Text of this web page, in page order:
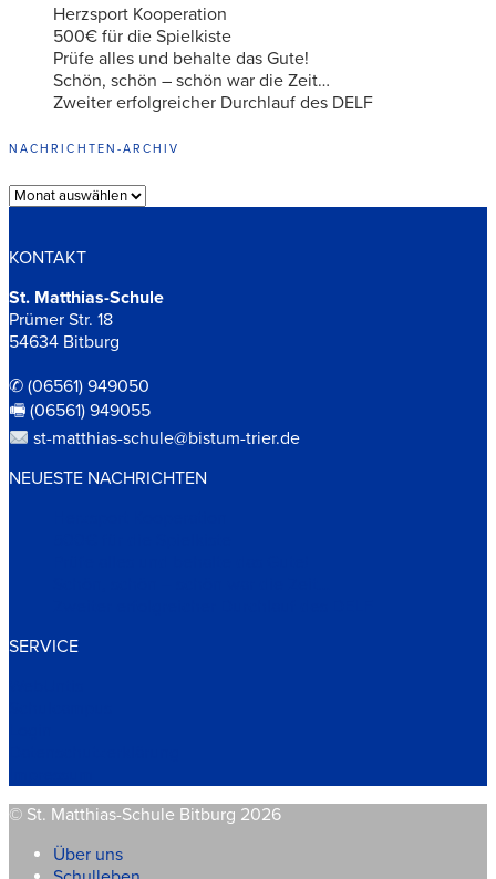
Herzsport Kooperation
500€ für die Spielkiste
Prüfe alles und behalte das Gute!
Schön, schön – schön war die Zeit…
Zweiter erfolgreicher Durchlauf des DELF
NACHRICHTEN-ARCHIV
Archiv
KONTAKT
St. Matthias-Schule
Prümer Str. 18
54634 Bitburg
✆ (06561) 949050
🖷 (06561) 949055
st-matthias-schule@bistum-trier.de
NEUESTE NACHRICHTEN
SERVICE
© St. Matthias-Schule Bitburg 2026
Über uns